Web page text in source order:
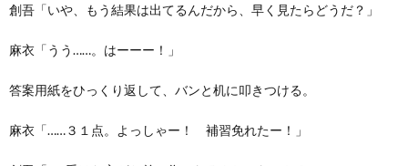
創吾「いや、もう結果は出てるんだから、早く見たらどうだ？」
麻衣「うう……。はーーー！」
答案用紙をひっくり返して、バンと机に叩きつける。
麻衣「……３１点。よっしゃー！ 補習免れたー！」